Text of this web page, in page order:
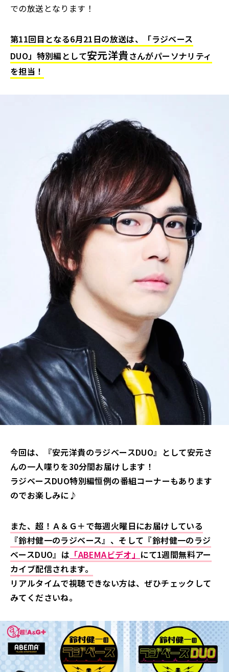
での放送となります！
第11回目となる6月21日の放送は、「ラジベース
DUO」特別編として安元洋貴さんがパーソナリティ
を担当！
今回は、『安元洋貴のラジベースDUO』として安元さ
んの一人喋りを30分間お届けします！
ラジベースDUO特別編恒例の番組コーナーもあります
のでお楽しみに♪
また、超！Ａ＆Ｇ＋で毎週火曜日にお届けしている
『鈴村健一のラジベース』、そして『鈴村健一のラジ
ベースDUO』は 「ABEMAビデオ」 にて1週間無料アー
カイブ配信されます。
リアルタイムで視聴できない方は、ぜひチェックして
みてくださいね。